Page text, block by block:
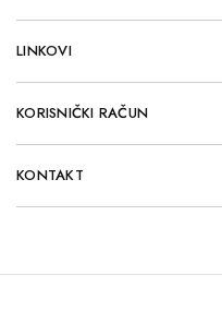
LINKOVI
KORISNIČKI RAČUN
KONTAKT